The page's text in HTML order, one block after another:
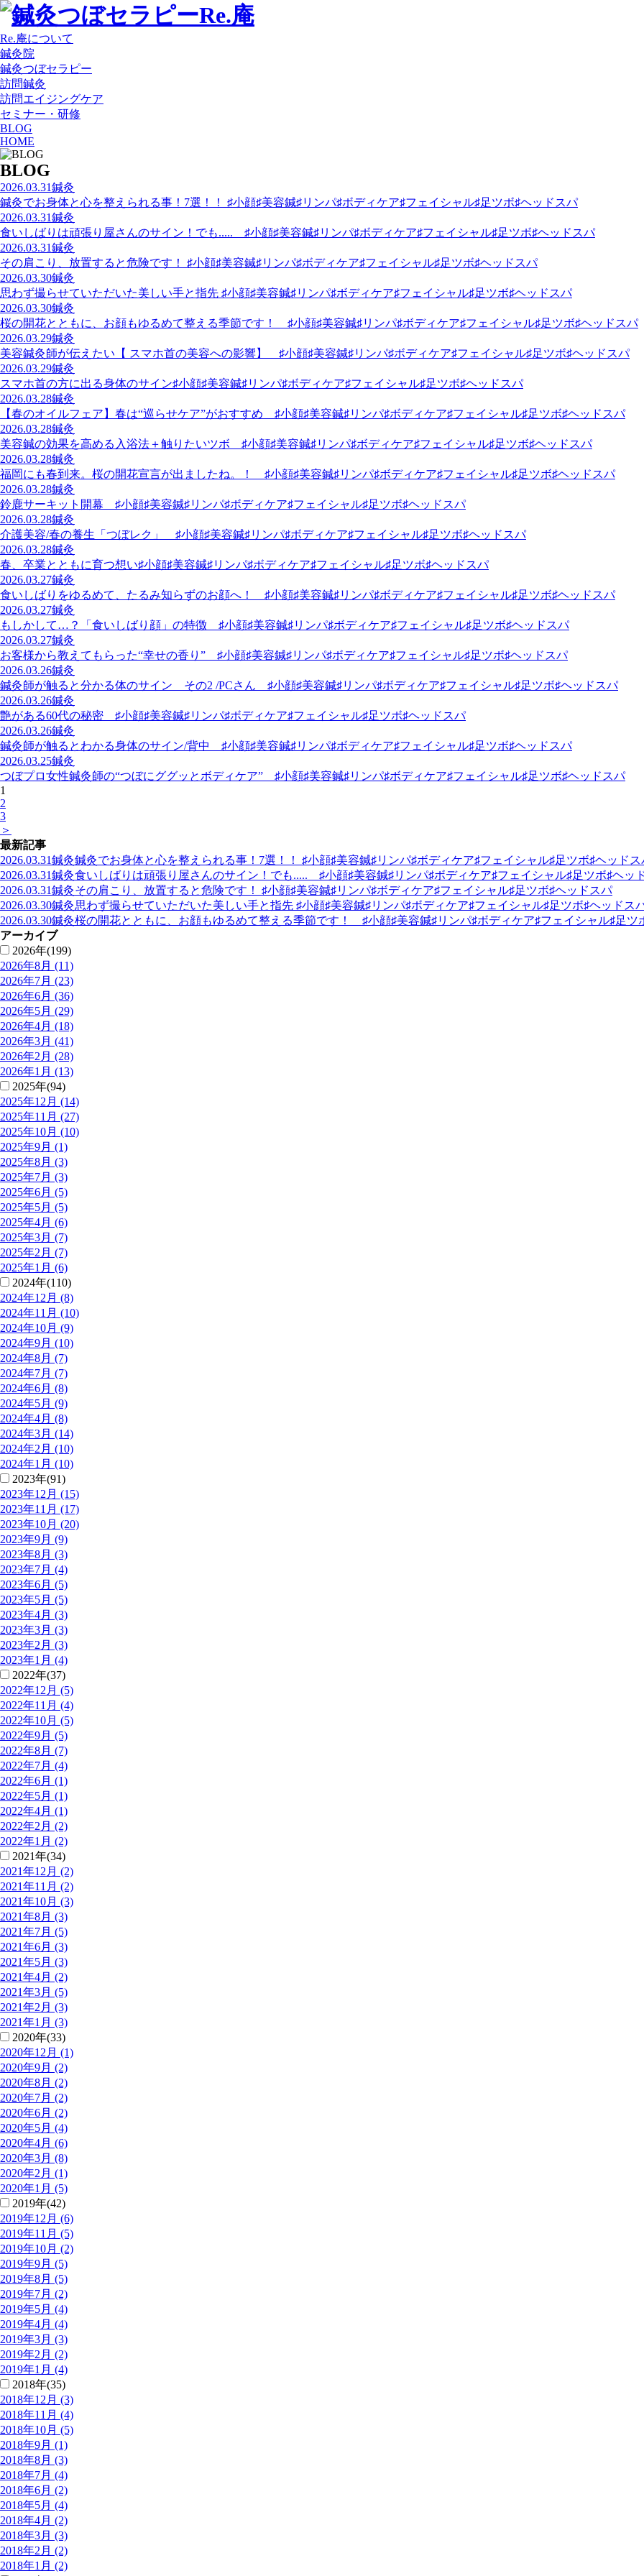
Re.庵について
鍼灸院
鍼灸つぼセラピー
訪問鍼灸
訪問エイジングケア
セミナー・研修
BLOG
HOME
BLOG
2026.03.31鍼灸
鍼灸でお身体と心を整えられる事！7選！！ ♯小顔♯美容鍼♯リンパ♯ボディケア♯フェイシャル♯足ツボ♯ヘッドスパ
2026.03.31鍼灸
食いしばりは頑張り屋さんのサイン！でも..... ♯小顔♯美容鍼♯リンパ♯ボディケア♯フェイシャル♯足ツボ♯ヘッドスパ
2026.03.31鍼灸
その肩こり、放置すると危険です！ ♯小顔♯美容鍼♯リンパ♯ボディケア♯フェイシャル♯足ツボ♯ヘッドスパ
2026.03.30鍼灸
思わず撮らせていただいた美しい手と指先 ♯小顔♯美容鍼♯リンパ♯ボディケア♯フェイシャル♯足ツボ♯ヘッドスパ
2026.03.30鍼灸
桜の開花とともに、お顔もゆるめて整える季節です！ ♯小顔♯美容鍼♯リンパ♯ボディケア♯フェイシャル♯足ツボ♯ヘッドスパ
2026.03.29鍼灸
美容鍼灸師が伝えたい【 スマホ首の美容への影響】 ♯小顔♯美容鍼♯リンパ♯ボディケア♯フェイシャル♯足ツボ♯ヘッドスパ
2026.03.29鍼灸
スマホ首の方に出る身体のサイン♯小顔♯美容鍼♯リンパ♯ボディケア♯フェイシャル♯足ツボ♯ヘッドスパ
2026.03.28鍼灸
【春のオイルフェア】春は“巡らせケア”がおすすめ ♯小顔♯美容鍼♯リンパ♯ボディケア♯フェイシャル♯足ツボ♯ヘッドスパ
2026.03.28鍼灸
美容鍼の効果を高める入浴法＋触りたいツボ ♯小顔♯美容鍼♯リンパ♯ボディケア♯フェイシャル♯足ツボ♯ヘッドスパ
2026.03.28鍼灸
福岡にも春到来。桜の開花宣言が出ましたね。！ ♯小顔♯美容鍼♯リンパ♯ボディケア♯フェイシャル♯足ツボ♯ヘッドスパ
2026.03.28鍼灸
鈴鹿サーキット開幕 ♯小顔♯美容鍼♯リンパ♯ボディケア♯フェイシャル♯足ツボ♯ヘッドスパ
2026.03.28鍼灸
介護美容/春の養生「つぼレク」 ♯小顔♯美容鍼♯リンパ♯ボディケア♯フェイシャル♯足ツボ♯ヘッドスパ
2026.03.28鍼灸
春、卒業とともに育つ想い♯小顔♯美容鍼♯リンパ♯ボディケア♯フェイシャル♯足ツボ♯ヘッドスパ
2026.03.27鍼灸
食いしばりをゆるめて、たるみ知らずのお顔へ！ ♯小顔♯美容鍼♯リンパ♯ボディケア♯フェイシャル♯足ツボ♯ヘッドスパ
2026.03.27鍼灸
もしかして…？「食いしばり顔」の特徴 ♯小顔♯美容鍼♯リンパ♯ボディケア♯フェイシャル♯足ツボ♯ヘッドスパ
2026.03.27鍼灸
お客様から教えてもらった“幸せの香り” ♯小顔♯美容鍼♯リンパ♯ボディケア♯フェイシャル♯足ツボ♯ヘッドスパ
2026.03.26鍼灸
鍼灸師が触ると分かる体のサイン その2 /PCさん ♯小顔♯美容鍼♯リンパ♯ボディケア♯フェイシャル♯足ツボ♯ヘッドスパ
2026.03.26鍼灸
艶がある60代の秘密 ♯小顔♯美容鍼♯リンパ♯ボディケア♯フェイシャル♯足ツボ♯ヘッドスパ
2026.03.26鍼灸
鍼灸師が触るとわかる身体のサイン/背中 ♯小顔♯美容鍼♯リンパ♯ボディケア♯フェイシャル♯足ツボ♯ヘッドスパ
2026.03.25鍼灸
つぼプロ女性鍼灸師の“つぼにググッとボディケア” ♯小顔♯美容鍼♯リンパ♯ボディケア♯フェイシャル♯足ツボ♯ヘッドスパ
1
2
3
＞
最新記事
2026.03.31鍼灸鍼灸でお身体と心を整えられる事！7選！！ ♯小顔♯美容鍼♯リンパ♯ボディケア♯フェイシャル♯足ツボ♯ヘッドス
2026.03.31鍼灸食いしばりは頑張り屋さんのサイン！でも..... ♯小顔♯美容鍼♯リンパ♯ボディケア♯フェイシャル♯足ツボ♯ヘッ
2026.03.31鍼灸その肩こり、放置すると危険です！ ♯小顔♯美容鍼♯リンパ♯ボディケア♯フェイシャル♯足ツボ♯ヘッドスパ
2026.03.30鍼灸思わず撮らせていただいた美しい手と指先 ♯小顔♯美容鍼♯リンパ♯ボディケア♯フェイシャル♯足ツボ♯ヘッドス
2026.03.30鍼灸桜の開花とともに、お顔もゆるめて整える季節です！ ♯小顔♯美容鍼♯リンパ♯ボディケア♯フェイシャル♯足ツ
アーカイブ
2026年(199)
2026年8月 (11)
2026年7月 (23)
2026年6月 (36)
2026年5月 (29)
2026年4月 (18)
2026年3月 (41)
2026年2月 (28)
2026年1月 (13)
2025年(94)
2025年12月 (14)
2025年11月 (27)
2025年10月 (10)
2025年9月 (1)
2025年8月 (3)
2025年7月 (3)
2025年6月 (5)
2025年5月 (5)
2025年4月 (6)
2025年3月 (7)
2025年2月 (7)
2025年1月 (6)
2024年(110)
2024年12月 (8)
2024年11月 (10)
2024年10月 (9)
2024年9月 (10)
2024年8月 (7)
2024年7月 (7)
2024年6月 (8)
2024年5月 (9)
2024年4月 (8)
2024年3月 (14)
2024年2月 (10)
2024年1月 (10)
2023年(91)
2023年12月 (15)
2023年11月 (17)
2023年10月 (20)
2023年9月 (9)
2023年8月 (3)
2023年7月 (4)
2023年6月 (5)
2023年5月 (5)
2023年4月 (3)
2023年3月 (3)
2023年2月 (3)
2023年1月 (4)
2022年(37)
2022年12月 (5)
2022年11月 (4)
2022年10月 (5)
2022年9月 (5)
2022年8月 (7)
2022年7月 (4)
2022年6月 (1)
2022年5月 (1)
2022年4月 (1)
2022年2月 (2)
2022年1月 (2)
2021年(34)
2021年12月 (2)
2021年11月 (2)
2021年10月 (3)
2021年8月 (3)
2021年7月 (5)
2021年6月 (3)
2021年5月 (3)
2021年4月 (2)
2021年3月 (5)
2021年2月 (3)
2021年1月 (3)
2020年(33)
2020年12月 (1)
2020年9月 (2)
2020年8月 (2)
2020年7月 (2)
2020年6月 (2)
2020年5月 (4)
2020年4月 (6)
2020年3月 (8)
2020年2月 (1)
2020年1月 (5)
2019年(42)
2019年12月 (6)
2019年11月 (5)
2019年10月 (2)
2019年9月 (5)
2019年8月 (5)
2019年7月 (2)
2019年5月 (4)
2019年4月 (4)
2019年3月 (3)
2019年2月 (2)
2019年1月 (4)
2018年(35)
2018年12月 (3)
2018年11月 (4)
2018年10月 (5)
2018年9月 (1)
2018年8月 (3)
2018年7月 (4)
2018年6月 (2)
2018年5月 (4)
2018年4月 (2)
2018年3月 (3)
2018年2月 (2)
2018年1月 (2)